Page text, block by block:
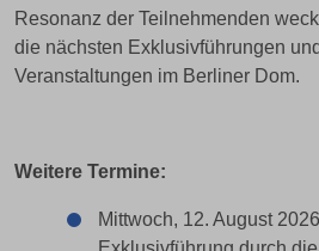
Resonanz der Teilnehmenden
die nächsten Exklusivführungen
Veranstaltungen im Berliner Dom.
Weitere Termine:
Mittwoch, 12. August